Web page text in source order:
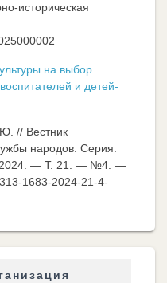
историческая
на выбор
и детей-
// Вестник
народов. Серия:
2024. — Т. 21. — №4. —
1683-2024-21-4-